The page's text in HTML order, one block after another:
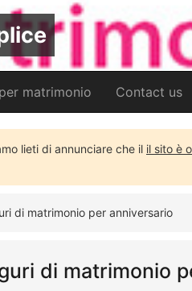
matrimonio Contact us
lieti di annunciare che il il sito è
di matrimonio per anniversario
di matrimonio